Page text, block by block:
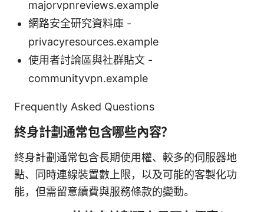
majorvpnreviews.example
網路安全研究資料庫 -
privacyresources.example
使用者討論區與社群貼文 -
communityvpn.example
Frequently Asked Questions
終身計劃通常包含哪些內容？
終身計劃通常包含長期使用權、較多的伺服器地
點、同時連線裝置數上限，以及可能的客製化功
能，但需留意續費與服務條款的變動。